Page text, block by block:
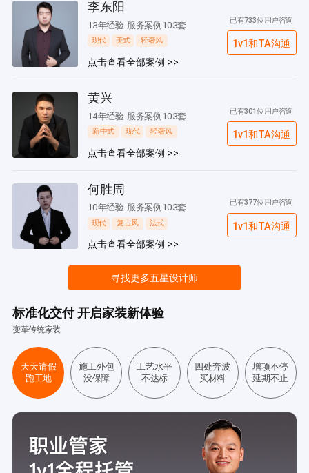
李东阳
13年经验 服务案例103套
现代 美式 轻奢风
点击查看全部案例 >>
已有733位用户咨询
1v1和TA沟通
黄兴
14年经验 服务案例103套
新中式 现代 轻奢风
点击查看全部案例 >>
已有301位用户咨询
1v1和TA沟通
何胜周
10年经验 服务案例103套
现代 复古风 法式
点击查看全部案例 >>
已有377位用户咨询
1v1和TA沟通
寻找更多五星设计师
标准化交付 开启家装新体验
变革传统家装
天天请假
跑工地
施工外包
没保障
工艺水平
不达标
四处奔波
买材料
增项不停
延期不止